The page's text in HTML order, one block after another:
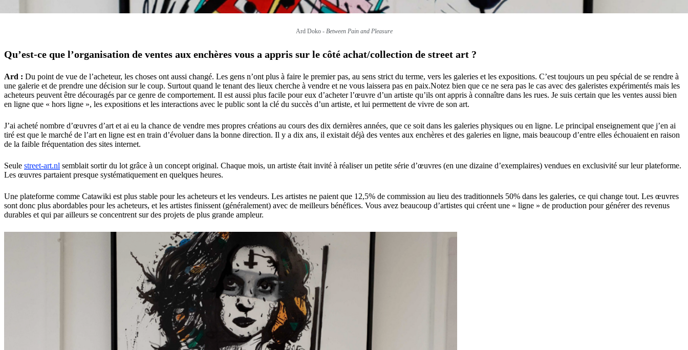
Ard Doko - Between Pain and Pleasure
Qu’est-ce que l’organisation de ventes aux enchères vous a appris sur le côté achat/collection de street art ?
Ard : Du point de vue de l’acheteur, les choses ont aussi changé. Les gens n’ont plus à faire le premier pas, au sens strict du terme, vers les galeries et les expositions. C’est toujours un peu spécial de se rendre à
une galerie et de prendre une décision sur le coup. Surtout quand le tenant des lieux cherche à vendre et ne vous laissera pas en paix.Notez bien que ce ne sera pas le cas avec des galeristes expérimentés mais les
acheteurs peuvent être découragés par ce genre de comportement. Il est aussi plus facile pour eux d’acheter l’œuvre d’un artiste qu’ils ont appris à connaître dans les rues. Je suis certain que les ventes aussi bien
en ligne que « hors ligne », les expositions et les interactions avec le public sont la clé du succès d’un artiste, et lui permettent de vivre de son art.
J’ai acheté nombre d’œuvres d’art et ai eu la chance de vendre mes propres créations au cours des dix dernières années, que ce soit dans les galeries physiques ou en ligne. Le principal enseignement que j’en ai
tiré est que le marché de l’art en ligne est en train d’évoluer dans la bonne direction. Il y a dix ans, il existait déjà des ventes aux enchères et des galeries en ligne, mais beaucoup d’entre elles échouaient en raison
de la faible fréquentation des sites internet.
Seule street-art.nl semblait sortir du lot grâce à un concept original. Chaque mois, un artiste était invité à réaliser un petite série d’œuvres (en une dizaine d’exemplaires) vendues en exclusivité sur leur plateforme.
Les œuvres partaient presque systématiquement en quelques heures.
Une plateforme comme Catawiki est plus stable pour les acheteurs et les vendeurs. Les artistes ne paient que 12,5% de commission au lieu des traditionnels 50% dans les galeries, ce qui change tout. Les œuvres
sont donc plus abordables pour les acheteurs, et les artistes finissent (généralement) avec de meilleurs bénéfices. Vous avez beaucoup d’artistes qui créent une « ligne » de production pour générer des revenus
durables et qui par ailleurs se concentrent sur des projets de plus grande ampleur.